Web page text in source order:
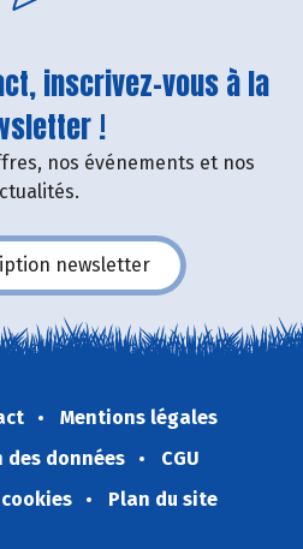
inscrivez-vous à la
!
nos événements et nos
newsletter
Mentions légales
données
CGU
Plan du site